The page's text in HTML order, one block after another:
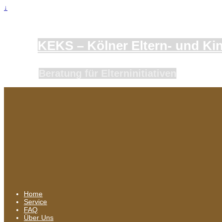
↓
KEKS – Kölner Eltern- und
Home
Service
FAQ
Über Uns